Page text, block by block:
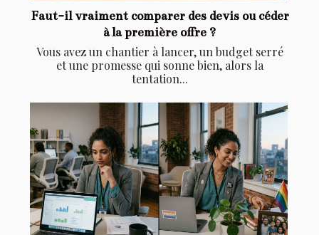
Faut-il vraiment comparer des devis ou céder
à la première offre ?
Vous avez un chantier à lancer, un budget serré
et une promesse qui sonne bien, alors la
tentation...